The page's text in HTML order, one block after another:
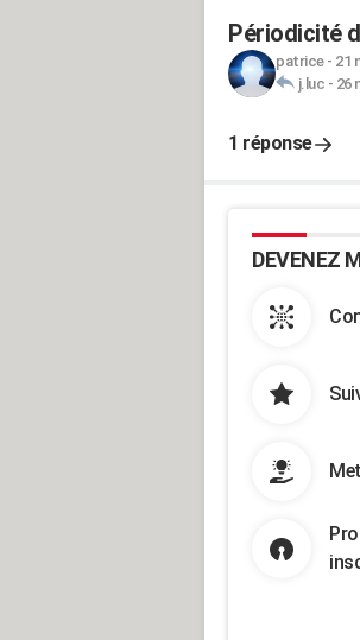
Périodicité
patrice- 21
j.luc - 26
1 réponse
DEVENEZ